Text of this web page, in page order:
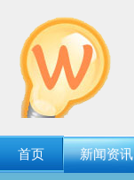
首页 新闻资讯